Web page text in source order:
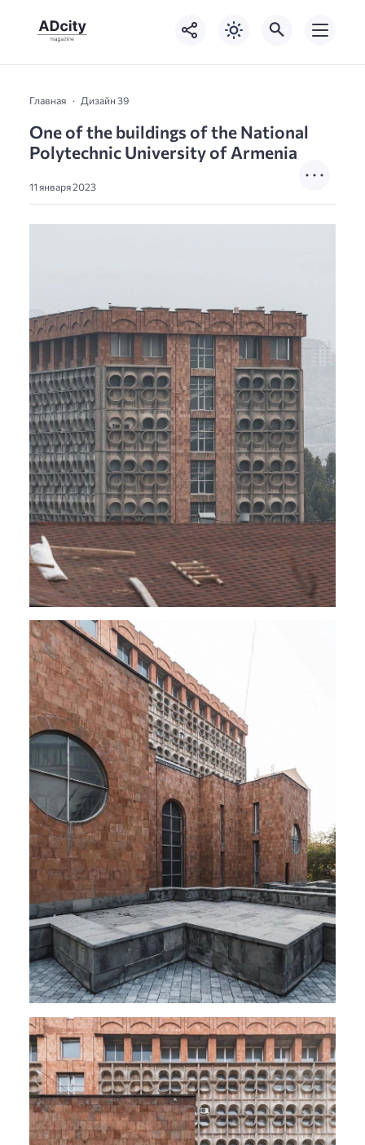
Главная Дизайн 39
One of the buildings of the National
Polytechnic University of Armenia
11 января 2023